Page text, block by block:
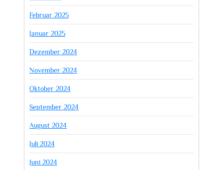
Februar 2025
Januar 2025
Dezember 2024
November 2024
Oktober 2024
September 2024
August 2024
Juli 2024
Juni 2024